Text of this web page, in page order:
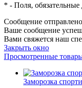
* - Поля, обязательные
Сообщение отправлено
Ваше сообщение
Вами свяжется наш
Закрыть окно
Просмотренные
Заморозка